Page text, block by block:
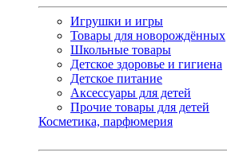
Игрушки и игры
Товары для новорождённых
Школьные товары
Детское здоровье и гигиена
Детское питание
Аксессуары для детей
Прочие товары для детей
Косметика, парфюмерия